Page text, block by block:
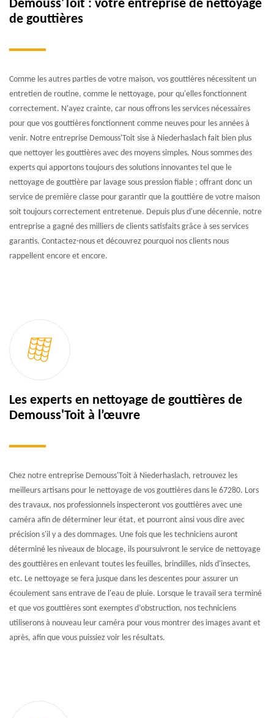
Demouss'Toit : votre entreprise de nettoyage
de gouttières
Comme les autres parties de votre maison, vos gouttières nécessitent un
entretien de routine, comme le nettoyage, pour qu'elles fonctionnent
correctement. N'ayez crainte, car nous offrons les services nécessaires
pour que vos gouttières fonctionnent comme neuves pour les années à
venir. Notre entreprise Demouss'Toit sise à Niederhaslach fait bien plus
que nettoyer les gouttières avec des moyens simples. Nous sommes des
experts qui apportons toujours des solutions innovantes tel que le
nettoyage de gouttière par lavage sous pression fiable ; offrant donc un
service de première classe pour garantir que la gouttière de votre maison
soit toujours correctement entretenue. Depuis plus d'une décennie, notre
entreprise a gagné des milliers de clients satisfaits grâce à ses services
garantis. Contactez-nous et découvrez pourquoi nos clients nous
rappellent encore et encore.
Les experts en nettoyage de gouttières de
Demouss'Toit à l’œuvre
Chez notre entreprise Demouss'Toit à Niederhaslach, retrouvez les
meilleurs artisans pour le nettoyage de vos gouttières dans le 67280. Lors
des travaux, nos professionnels inspecteront vos gouttières avec une
caméra afin de déterminer leur état, et pourront ainsi vous dire avec
précision s'il y a des dommages. Une fois que les techniciens auront
déterminé les niveaux de blocage, ils poursuivront le service de nettoyage
des gouttières en enlevant toutes les feuilles, brindilles, nids d'insectes,
etc. Le nettoyage se fera jusque dans les descentes pour assurer un
écoulement sans entrave de l'eau de pluie. Lorsque le travail sera terminé
et que vos gouttières sont exemptes d’obstruction, nos techniciens
utiliserons à nouveau leur caméra pour vous montrer des images avant et
après, afin que vous puissiez voir les résultats.